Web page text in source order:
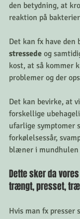
den betydning, at
reaktion på
Det kan fx have den
stressede og
kost, at så kommer
problemer og der
Det kan bevirke, at
forskellige
ufarlige symptomer
forkølelsessår,
blæner i mundhulen
Dette sker da
trængt, presset,
Hvis man fx presser